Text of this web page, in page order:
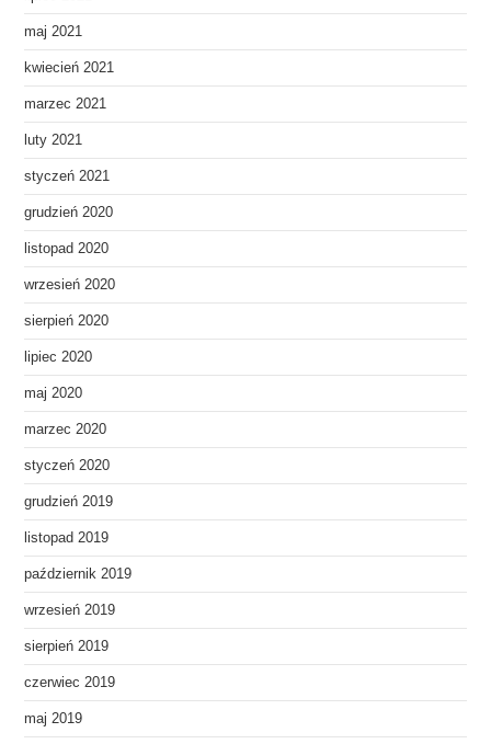
maj 2021
kwiecień 2021
marzec 2021
luty 2021
styczeń 2021
grudzień 2020
listopad 2020
wrzesień 2020
sierpień 2020
lipiec 2020
maj 2020
marzec 2020
styczeń 2020
grudzień 2019
listopad 2019
październik 2019
wrzesień 2019
sierpień 2019
czerwiec 2019
maj 2019